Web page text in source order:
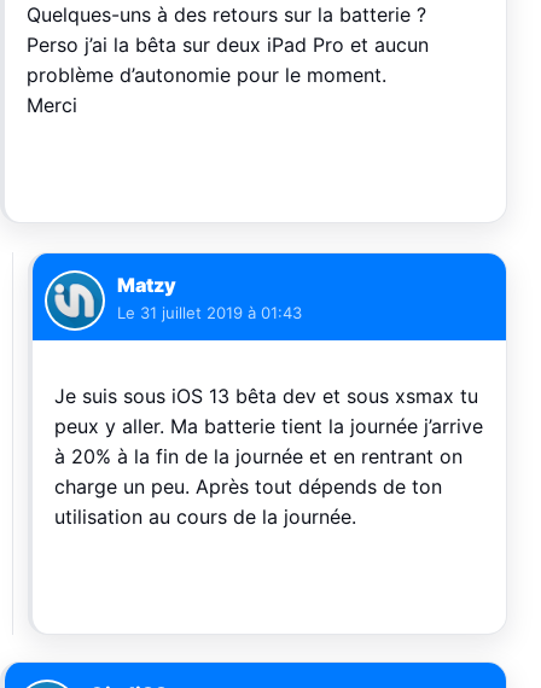
Quelques-uns à des retours sur la batterie ?
Perso j’ai la bêta sur deux iPad Pro et aucun
problème d’autonomie pour le moment.
Merci
Matzy
Le 31 juillet 2019 à 01:43
Je suis sous iOS 13 bêta dev et sous xsmax tu
peux y aller. Ma batterie tient la journée j’arrive
à 20% à la fin de la journée et en rentrant on
charge un peu. Après tout dépends de ton
utilisation au cours de la journée.